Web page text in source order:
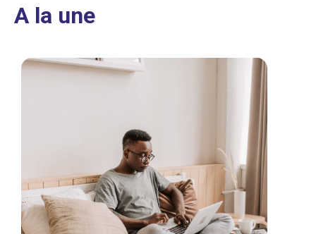
A la une